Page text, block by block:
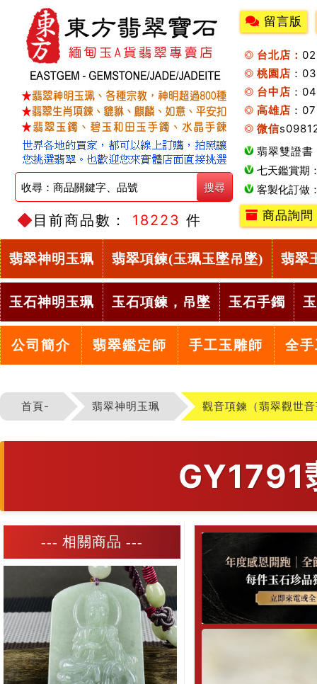
目前商品數： 18223 件
留言版
台北店：
桃園店 ：
台中店 ：
高雄店 ：
微信
翡翠雙證書
七天鑑賞期
客製化訂做
商品詢問
翡翠神明玉珮 翡翠項鍊(玉珮玉墜吊墜) 翡翠
玉石神明玉珮 玉石項鍊，吊墜 玉石手鐲
公司簡介 翡翠鑑定師 手工玉雕師 全
首頁- 翡翠神明玉珮 觀音項鍊（翡翠觀世
GY1791
--- 相關商品 ---